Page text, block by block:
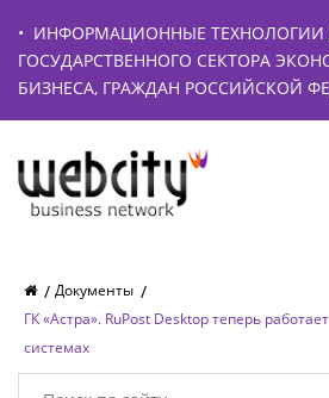
• ИНФОРМАЦИОННЫЕ ТЕХНОЛОГИИ
ГОСУДАРСТВЕННОГО СЕКТОРА
БИЗНЕСА, ГРАЖДАН РОССИЙСКОЙ
Документы
ГК «Астра». RuPost Desktop теперь
системах